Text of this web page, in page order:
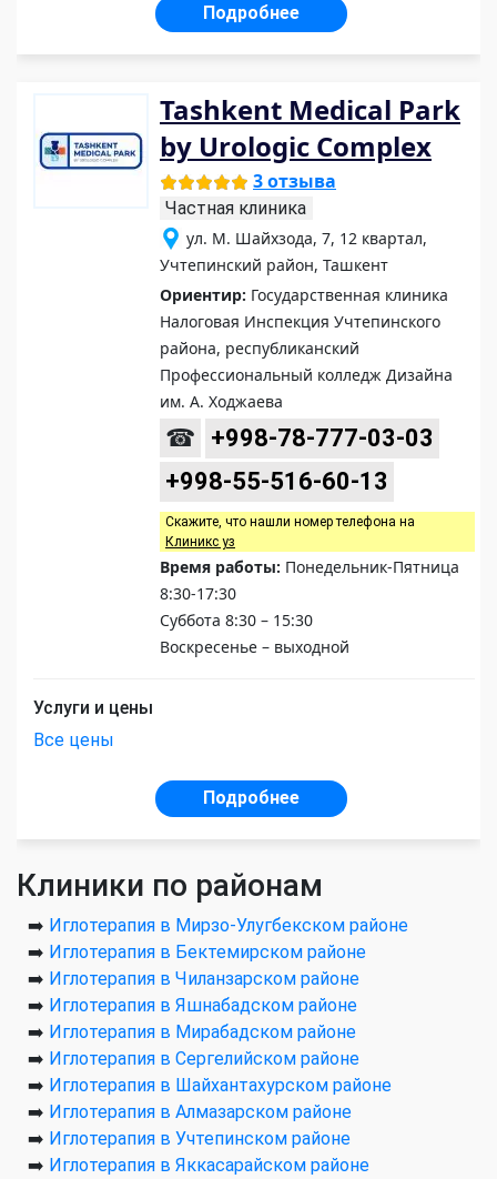
Подробнее
Tashkent Medical Park
by Urologic Complex
3 отзыва
Частная клиника
ул. М. Шайхзода, 7, 12 квартал,
Учтепинский район, Ташкент
Ориентир: Государственная клиника
Налоговая Инспекция Учтепинского
района, республиканский
Профессиональный колледж Дизайна
им. А. Ходжаева
☎
+998-78-777-03-03
+998-55-516-60-13
Скажите, что нашли номер телефона на
Клиникс уз
Время работы: Понедельник-Пятница
8:30-17:30
Суббота 8:30 – 15:30
Воскресенье – выходной
Услуги и цены
Все цены
Подробнее
Клиники по районам
➡️ Иглотерапия в Мирзо-Улугбекском районе
➡️ Иглотерапия в Бектемирском районе
➡️ Иглотерапия в Чиланзарском районе
➡️ Иглотерапия в Яшнабадском районе
➡️ Иглотерапия в Мирабадском районе
➡️ Иглотерапия в Сергелийском районе
➡️ Иглотерапия в Шайхантахурском районе
➡️ Иглотерапия в Алмазарском районе
➡️ Иглотерапия в Учтепинском районе
➡️ Иглотерапия в Яккасарайском районе